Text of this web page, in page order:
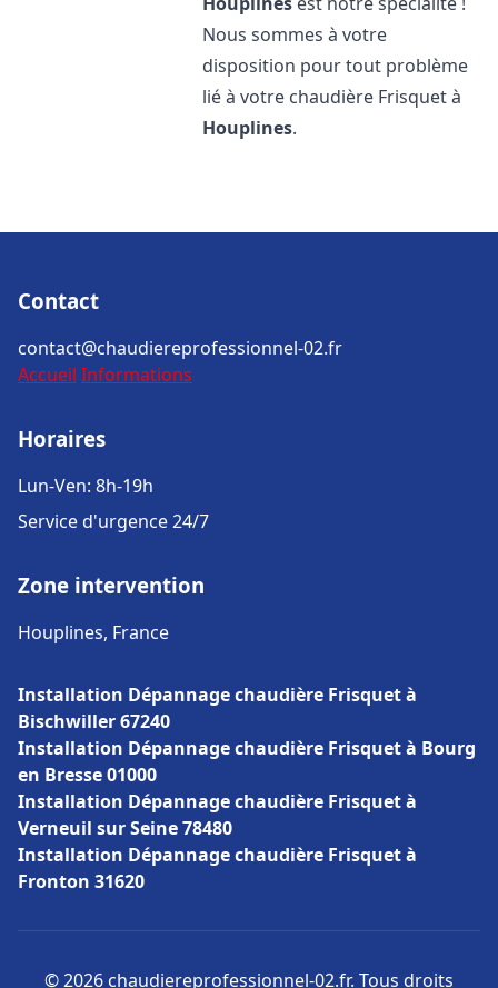
Nous sommes à votre
disposition pour tout problème
lié à votre chaudière Frisquet à
Houplines.
Contact
contact@chaudiereprofessionnel-02.fr
Accueil Informations
Horaires
Lun-Ven: 8h-19h
Service d'urgence 24/7
Zone intervention
Houplines, France
Installation Dépannage chaudière Frisquet à
Bischwiller 67240
Installation Dépannage chaudière Frisquet à Bourg
en Bresse 01000
Installation Dépannage chaudière Frisquet à
Verneuil sur Seine 78480
Installation Dépannage chaudière Frisquet à
Fronton 31620
© 2026 chaudiereprofessionnel-02.fr. Tous droits